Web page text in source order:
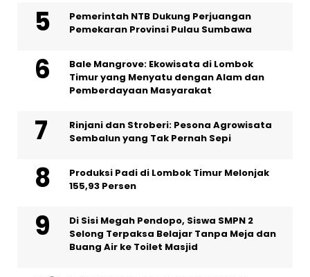
Pemerintah NTB Dukung Perjuangan
Pemekaran Provinsi Pulau Sumbawa
Bale Mangrove: Ekowisata di Lombok
Timur yang Menyatu dengan Alam dan
Pemberdayaan Masyarakat
Rinjani dan Stroberi: Pesona Agrowisata
Sembalun yang Tak Pernah Sepi
Produksi Padi di Lombok Timur Melonjak
155,93 Persen
Di Sisi Megah Pendopo, Siswa SMPN 2
Selong Terpaksa Belajar Tanpa Meja dan
Buang Air ke Toilet Masjid